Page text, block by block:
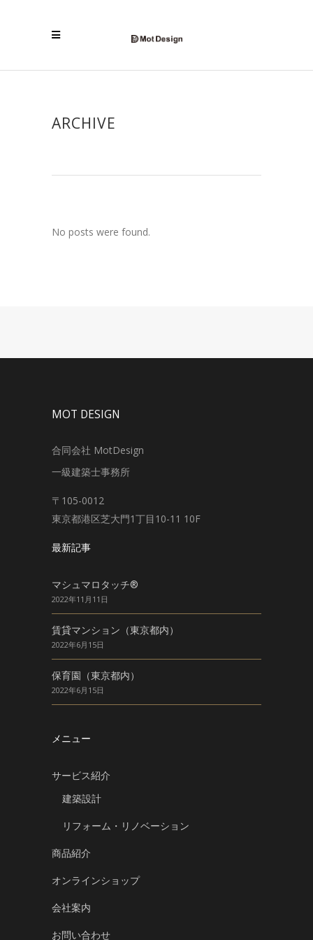
ARCHIVE
No posts were found.
MOT DESIGN
合同会社 MotDesign
一級建築士事務所
〒105-0012
東京都港区芝大門1丁目10-11 10F
最新記事
マシュマロタッチ®
2022年11月11日
賃貸マンション（東京都内）
2022年6月15日
保育園（東京都内）
2022年6月15日
メニュー
サービス紹介
建築設計
リフォーム・リノベーション
商品紹介
オンラインショップ
会社案内
お問い合わせ